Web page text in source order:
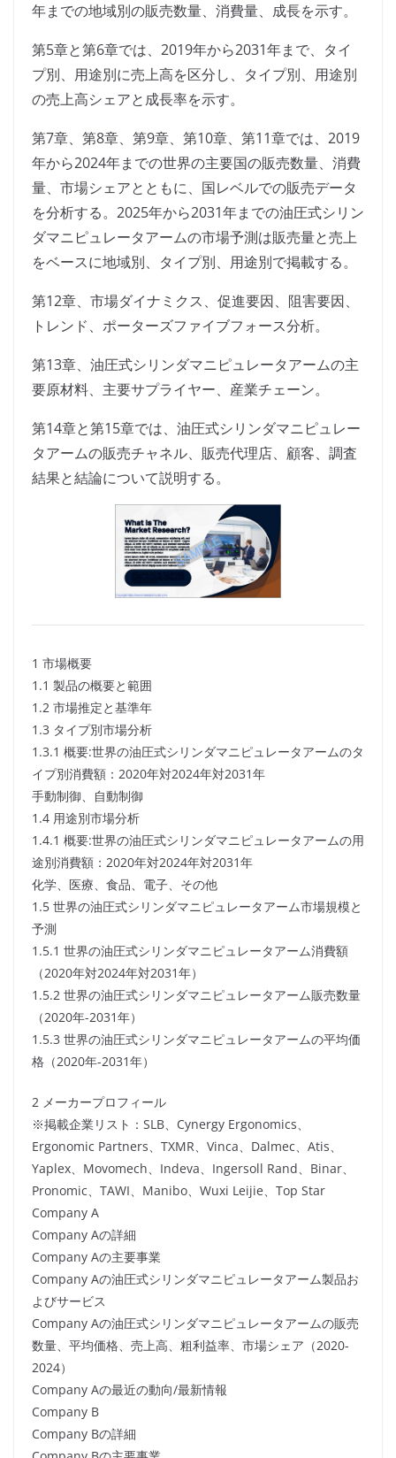
年までの地域別の販売数量、消費量、成長を示す。
第5章と第6章では、2019年から2031年まで、タイ
プ別、用途別に売上高を区分し、タイプ別、用途別
の売上高シェアと成長率を示す。
第7章、第8章、第9章、第10章、第11章では、2019
年から2024年までの世界の主要国の販売数量、消費
量、市場シェアとともに、国レベルでの販売データ
を分析する。2025年から2031年までの油圧式シリン
ダマニピュレータアームの市場予測は販売量と売上
をベースに地域別、タイプ別、用途別で掲載する。
第12章、市場ダイナミクス、促進要因、阻害要因、
トレンド、ポーターズファイブフォース分析。
第13章、油圧式シリンダマニピュレータアームの主
要原材料、主要サプライヤー、産業チェーン。
第14章と第15章では、油圧式シリンダマニピュレー
タアームの販売チャネル、販売代理店、顧客、調査
結果と結論について説明する。
1 市場概要
1.1 製品の概要と範囲
1.2 市場推定と基準年
1.3 タイプ別市場分析
1.3.1 概要:世界の油圧式シリンダマニピュレータアームのタ
イプ別消費額：2020年対2024年対2031年
手動制御、自動制御
1.4 用途別市場分析
1.4.1 概要:世界の油圧式シリンダマニピュレータアームの用
途別消費額：2020年対2024年対2031年
化学、医療、食品、電子、その他
1.5 世界の油圧式シリンダマニピュレータアーム市場規模と
予測
1.5.1 世界の油圧式シリンダマニピュレータアーム消費額
（2020年対2024年対2031年）
1.5.2 世界の油圧式シリンダマニピュレータアーム販売数量
（2020年-2031年）
1.5.3 世界の油圧式シリンダマニピュレータアームの平均価
格（2020年-2031年）
2 メーカープロフィール
※掲載企業リスト：SLB、Cynergy Ergonomics、
Ergonomic Partners、TXMR、Vinca、Dalmec、Atis、
Yaplex、Movomech、Indeva、Ingersoll Rand、Binar、
Pronomic、TAWI、Manibo、Wuxi Leijie、Top Star
Company A
Company Aの詳細
Company Aの主要事業
Company Aの油圧式シリンダマニピュレータアーム製品お
よびサービス
Company Aの油圧式シリンダマニピュレータアームの販売
数量、平均価格、売上高、粗利益率、市場シェア（2020-
2024）
Company Aの最近の動向/最新情報
Company B
Company Bの詳細